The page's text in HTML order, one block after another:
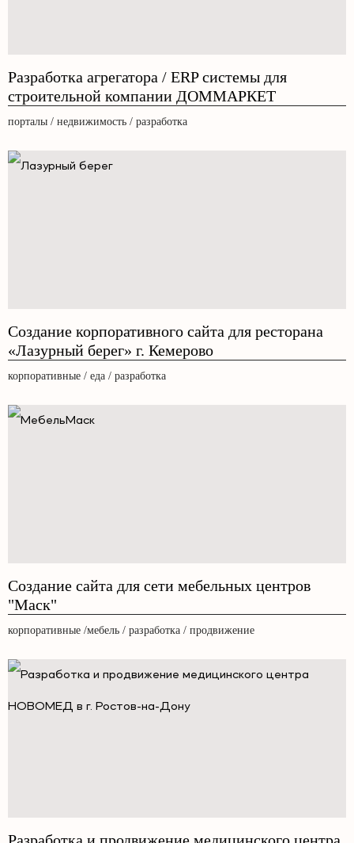
Разработка агрегатора / ERP системы для
строительной компании ДОММАРКЕТ
порталы / недвижимость / разработка
Создание корпоративного сайта для ресторана
«Лазурный берег» г. Кемерово
корпоративные / еда / разработка
Создание сайта для сети мебельных центров
"Маск"
корпоративные /мебель / разработка / продвижение